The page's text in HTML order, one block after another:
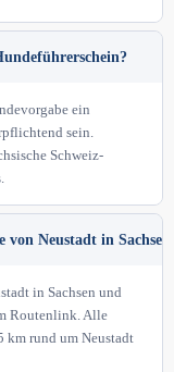
ein
sein.
Schweiz-
von Neustadt in
in Sachsen und
Routenlink. Alle
km rund um Neustadt